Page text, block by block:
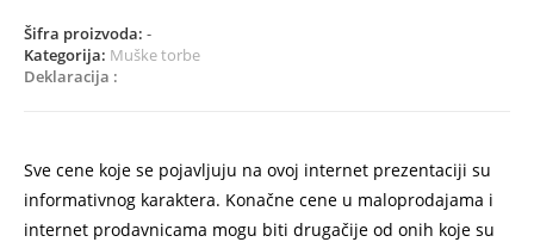
Šifra proizvoda: -
Kategorija: Muške torbe
Deklaracija :
Sve cene koje se pojavljuju na ovoj internet prezentaciji su
informativnog karaktera. Konačne cene u maloprodajama i
internet prodavnicama mogu biti drugačije od onih koje su